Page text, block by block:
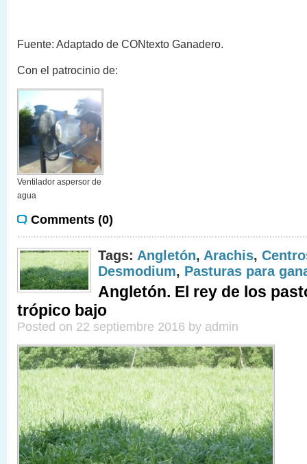
Fuente: Adaptado de CONtexto Ganadero.
Con el patrocinio de:
Ventilador aspersor de
agua
Comments (0)
Tags: Angletón, Arachis,
Desmodium, Pasturas para
Angletón. El rey de los
trópico bajo
Posted on 22 septiembre 2016 by admin